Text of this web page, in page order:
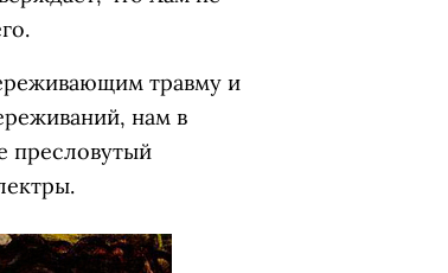
травму и
нам в
пресловутый